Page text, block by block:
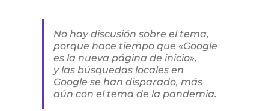
No hay discusión sobre el tema,
porque hace tiempo que «Google
es la nueva página de inicio»,
y las búsquedas locales en
Google se han disparado, más
aún con el tema de la pandemia.